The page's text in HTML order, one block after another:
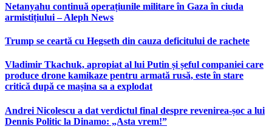
Netanyahu continuă operațiunile militare în Gaza în ciuda
armistițiului – Aleph News
Trump se ceartă cu Hegseth din cauza deficitului de rachete
Vladimir Tkachuk, apropiat al lui Putin și șeful companiei care
produce drone kamikaze pentru armată rusă, este în stare
critică după ce mașina sa a explodat
Andrei Nicolescu a dat verdictul final despre revenirea-șoc a lui
Dennis Politic la Dinamo: „Asta vrem!”